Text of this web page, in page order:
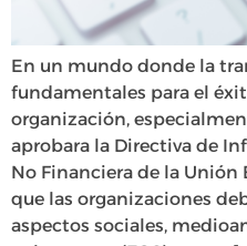
En un mundo donde la
fundamentales para el
organización,
aprobara la Directiva de
No Financiera de la Unión
que las organizaciones
aspectos sociales,